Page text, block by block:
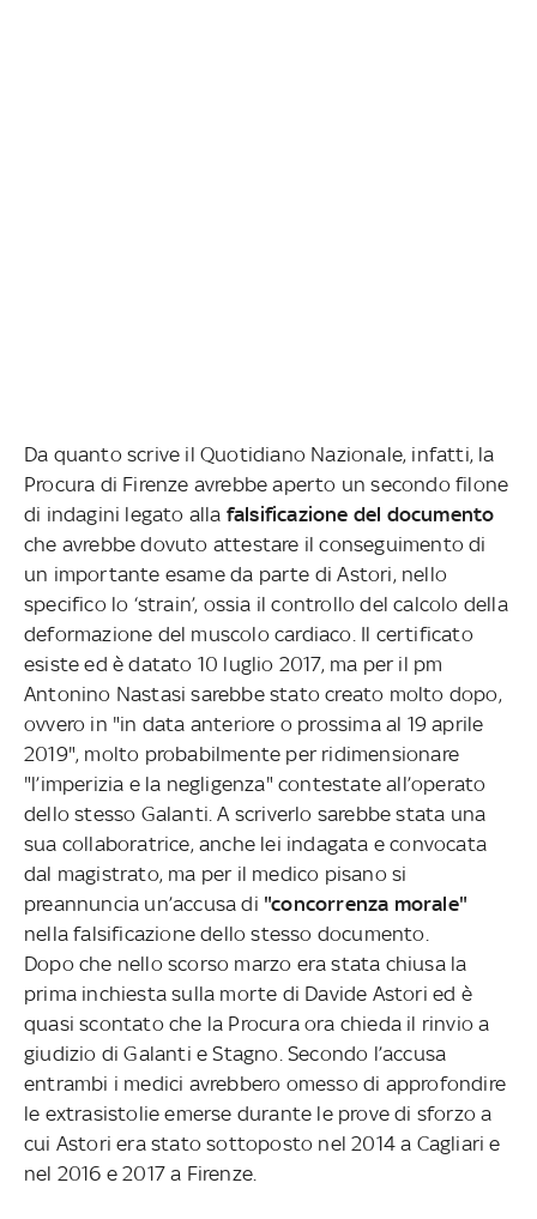
Da quanto scrive il Quotidiano Nazionale, infatti, la
Procura di Firenze avrebbe aperto un secondo filone
di indagini legato alla falsificazione del documento
che avrebbe dovuto attestare il conseguimento di
un importante esame da parte di Astori, nello
specifico lo ‘strain’, ossia il controllo del calcolo della
deformazione del muscolo cardiaco. Il certificato
esiste ed è datato 10 luglio 2017, ma per il pm
Antonino Nastasi sarebbe stato creato molto dopo,
ovvero in "in data anteriore o prossima al 19 aprile
2019", molto probabilmente per ridimensionare
"l’imperizia e la negligenza" contestate all’operato
dello stesso Galanti. A scriverlo sarebbe stata una
sua collaboratrice, anche lei indagata e convocata
dal magistrato, ma per il medico pisano si
preannuncia un’accusa di "concorrenza morale"
nella falsificazione dello stesso documento.
Dopo che nello scorso marzo era stata chiusa la
prima inchiesta sulla morte di Davide Astori ed è
quasi scontato che la Procura ora chieda il rinvio a
giudizio di Galanti e Stagno. Secondo l’accusa
entrambi i medici avrebbero omesso di approfondire
le extrasistolie emerse durante le prove di sforzo a
cui Astori era stato sottoposto nel 2014 a Cagliari e
nel 2016 e 2017 a Firenze.